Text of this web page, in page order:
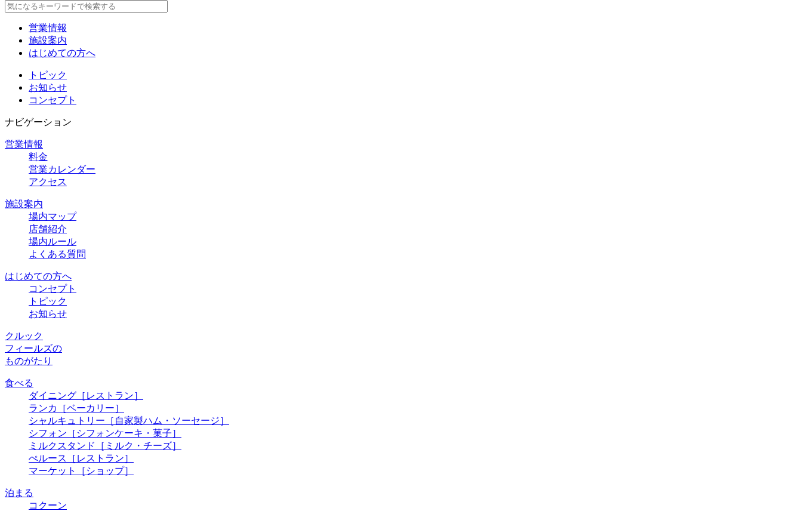
営業情報
施設案内
はじめての方へ
トピック
お知らせ
コンセプト
ナビゲーション
営業情報
料金
営業カレンダー
アクセス
施設案内
場内マップ
店舗紹介
場内ルール
よくある質問
はじめての方へ
コンセプト
トピック
お知らせ
クルック
フィールズの
ものがたり
食べる
ダイニング ［レストラン］
ランカ
［ベーカリー］
シャルキュトリー ［自家製ハム・ソーセージ］
シフォン ［シフォンケーキ・菓子］
ミルクスタンド
［ミルク・チーズ］
ぺルース
［レストラン］
マーケット
［ショップ］
泊まる
コクーン